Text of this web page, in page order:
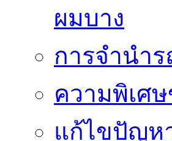
ผมบาง
การจำนำ
ความพิเศ
แก้ไขปัญห